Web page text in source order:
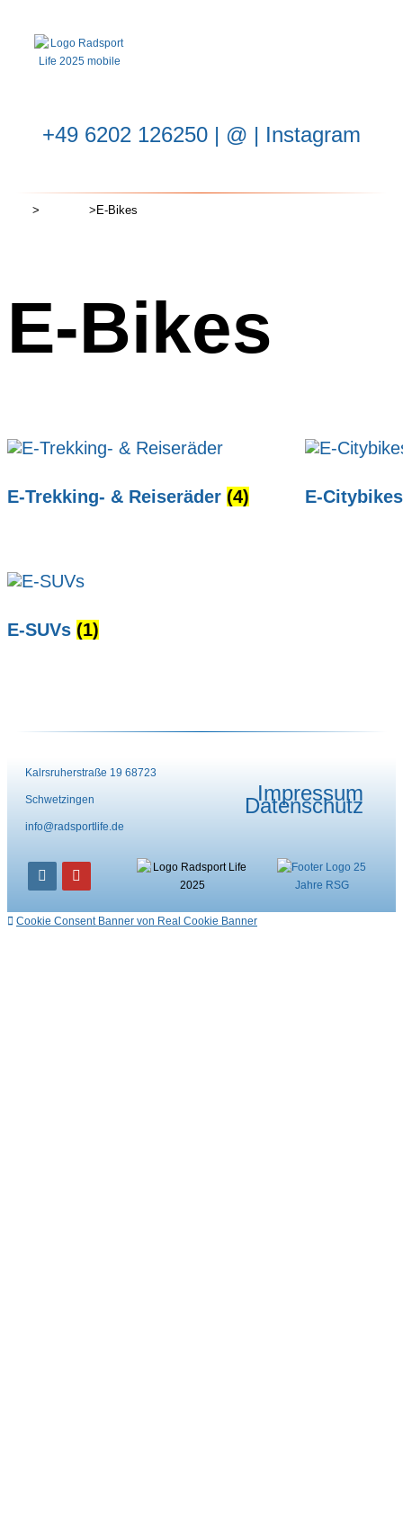
‭+49 6202 126250 | ‬ @ | Instagram
> > E-Bikes
E-Bikes
E-Trekking- & Reiseräder (4) E-
E-SUVs (1)
Kalrsruherstraße 19 68723
Schwetzingen
info@radsportlife.de
Impressum
Datenschutz
Cookie Consent Banner von Real Cookie Banner